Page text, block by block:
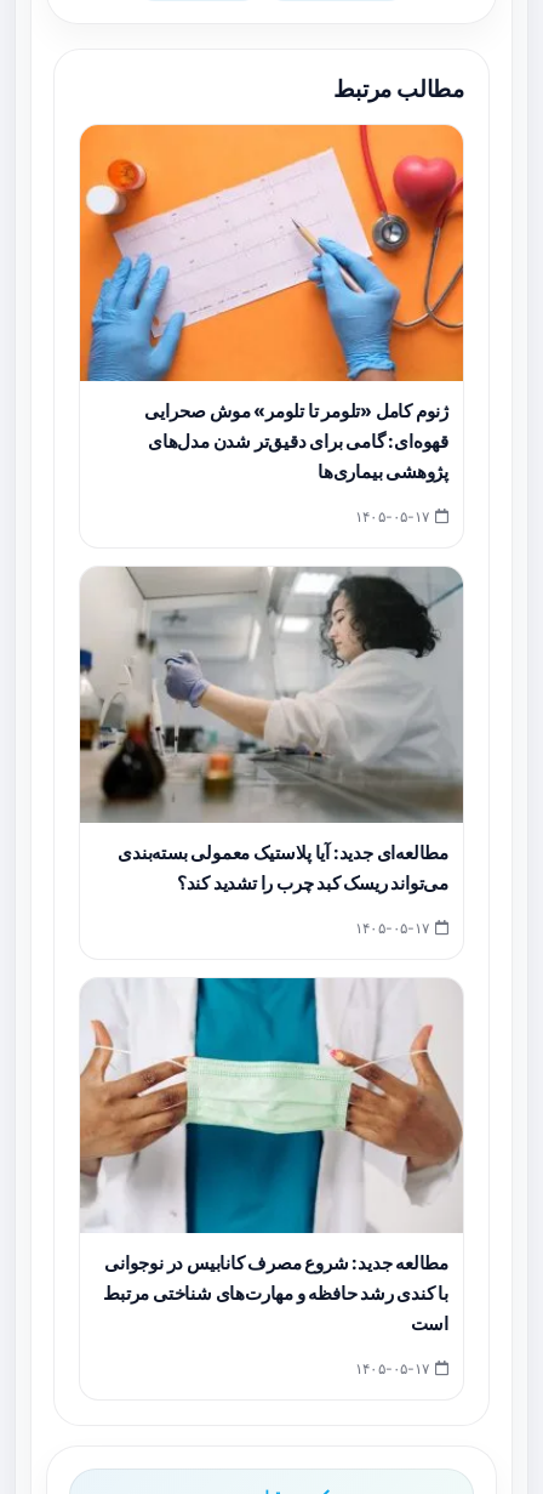
مطالب مرتبط
ژنوم کامل «تلومر تا تلومر» موش صحرایی
قهوه‌ای: گامی برای دقیق‌تر شدن مدل‌های
پژوهشی بیماری‌ها
مطالعه‌ای جدید: آیا پلاستیک معمولی بسته‌بندی
می‌تواند ریسک کبد چرب را تشدید کند؟
مطالعه جدید: شروع مصرف کانابیس در نوجوانی
با کندی رشد حافظه و مهارت‌های شناختی مرتبط
است